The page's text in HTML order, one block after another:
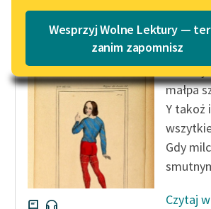
Lektury szkolne i klasyka
literatury do słuchania dla
uczennic i uczniów z
niepełnosprawnościami
E-kolekcja lektur
szkolnych i literatury do
słuchania dla uczennic i
niepełnosprawnościami
Wesprzyj Wolne Lektury —
zanim zapomnisz
Wielki
Zawżdy
małpa
Y takoż
Gdy
Czytaj